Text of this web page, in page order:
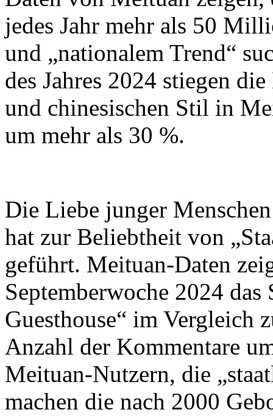
jedes Jahr mehr als 50
und „nationalem Trend“
des Jahres 2024 stiegen
und chinesischen Stil in
um mehr als 30 %.
Die Liebe junger
hat zur Beliebtheit von
geführt. Meituan-Daten
Septemberwoche 2024
Guesthouse“ im Vergleich
Anzahl der Kommentare
Meituan-Nutzern, die
machen die nach 2000